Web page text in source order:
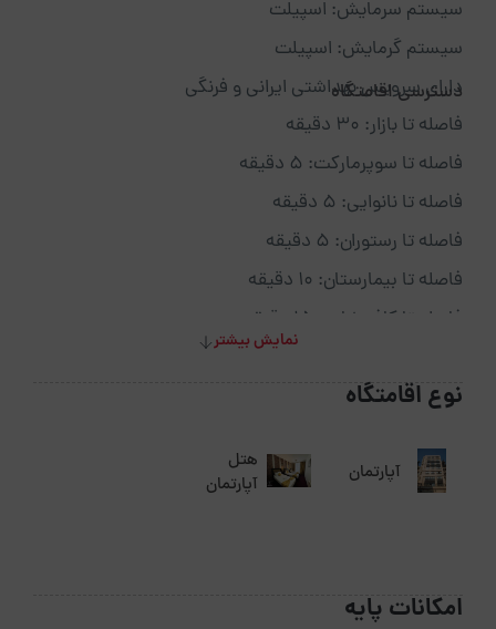
سیستم سرمایش: اسپیلت
سیستم گرمایش: اسپیلت
دارای سرویس بهداشتی ایرانی و فرنگی
دسترسی اقامتگاه
فاصله تا بازار: ۳۰ دقیقه
فاصله تا سوپرمارکت: ۵ دقیقه
فاصله تا نانوایی: ۵ دقیقه
فاصله تا رستوران: ۵ دقیقه
فاصله تا بیمارستان: ۱۰ دقیقه
فاصله تا کافی‌شاپ: ۱۵ دقیقه
فاصله تا داروخانه: ۵ دقیقه
فاصله تا دسترسی‌های حمل‌ونقل: ۵ دقیقه
فاصله تا راه‌آهن: ۳۰ دقیقه
نمایش بیشتر
نوع اقامتگاه
آپارتمان
هتل
آپارتمان
امکانات پایه